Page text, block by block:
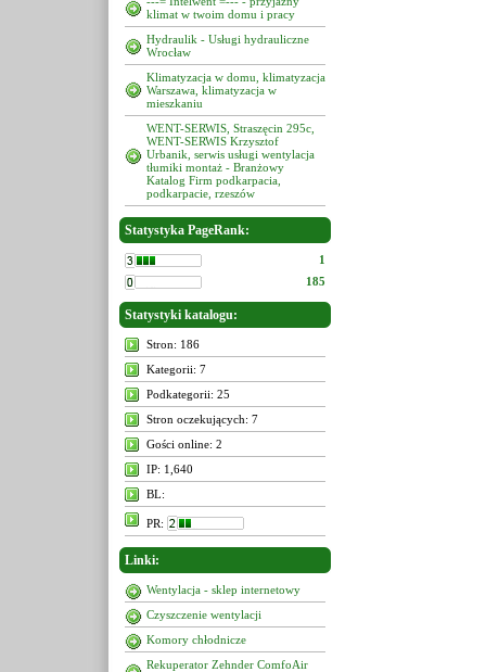
klimat w twoim domu i pracy
Hydraulik - Usługi hydrauliczne
Wrocław
Klimatyzacja w domu, klimatyzacja
Warszawa, klimatyzacja w
mieszkaniu
WENT-SERWIS, Straszęcin 295c,
WENT-SERWIS Krzysztof
Urbanik, serwis usługi wentylacja
tłumiki montaż - Branżowy
Katalog Firm podkarpacia,
podkarpacie, rzeszów
Statystyka PageRank:
1
185
Statystyki katalogu:
Stron: 186
Kategorii: 7
Podkategorii: 25
Stron oczekujących: 7
Gości online: 2
IP: 1,640
BL:
PR:
Linki:
Wentylacja - sklep internetowy
Czyszczenie wentylacji
Komory chłodnicze
Rekuperator Zehnder ComfoAir